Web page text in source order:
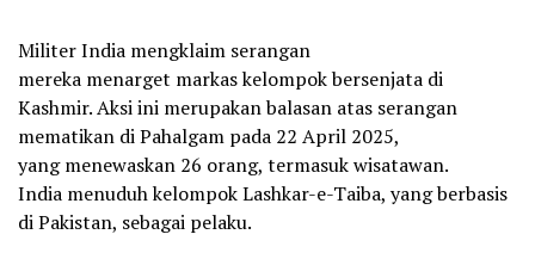
Militer India mengklaim serangan
mereka menarget markas kelompok bersenjata di
Kashmir. Aksi ini merupakan balasan atas serangan
mematikan di Pahalgam pada 22 April 2025,
yang menewaskan 26 orang, termasuk wisatawan.
India menuduh kelompok Lashkar-e-Taiba, yang berbasis
di Pakistan, sebagai pelaku.